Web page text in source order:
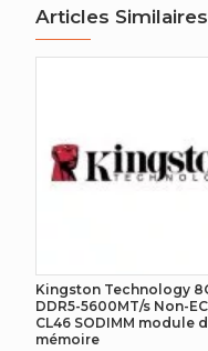
Nombre de broches
ECC
AUTRES
Articles
Kingston Technology
DDR5-5600MT/s Non-
CL46 SODIMM module
mémoire